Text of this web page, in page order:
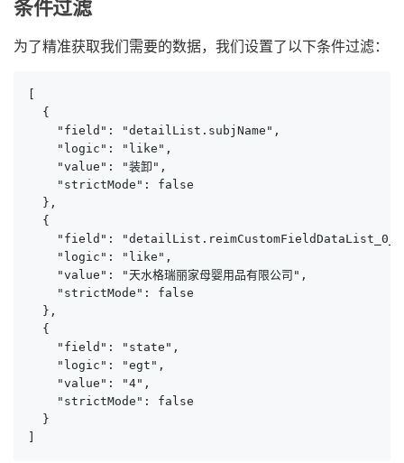
条件过滤
为了精准获取我们需要的数据，我们设置了以下条件过滤：
  {
    "field": "detailList.subjName",
    "logic": "like",
    "value": "装卸",
    "strictMode": false
  },
  {
"field":
    "logic": "like",
    "value": "天水格瑞丽家母婴用品有限公司",
    "strictMode": false
  },
  {
    "field": "state",
    "logic": "egt",
    "value": "4",
    "strictMode": false
  }